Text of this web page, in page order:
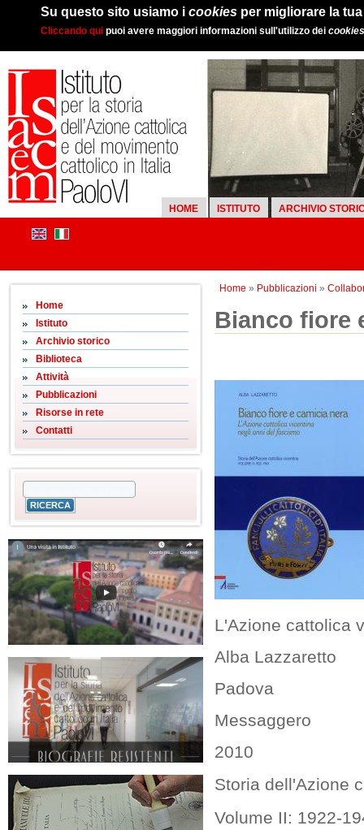
Su questo sito usiamo i cookies per migliorare la
Cliccando qui puoi avere maggiori informazioni sull'utilizzo dei cookies
HOME ISTITUTO ARCHIVIO
Home » Pubblicazioni »
Home
Istituto
Archivio storico
Biblioteca
Attività
Pubblicazioni
Risorse in rete
Contatti
Bianco fiore
L'Azione cattolica
Alba Lazzaretto
Padova
Messaggero
2010
Storia dell'Azione
Volume II: 1922-